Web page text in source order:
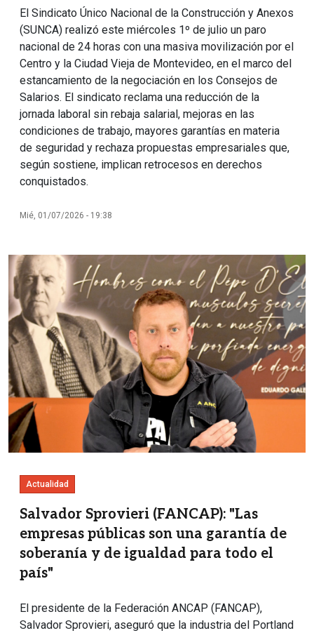
El Sindicato Único Nacional de la Construcción y Anexos
(SUNCA) realizó este miércoles 1º de julio un paro
nacional de 24 horas con una masiva movilización por el
Centro y la Ciudad Vieja de Montevideo, en el marco del
estancamiento de la negociación en los Consejos de
Salarios. El sindicato reclama una reducción de la
jornada laboral sin rebaja salarial, mejoras en las
condiciones de trabajo, mayores garantías en materia
de seguridad y rechaza propuestas empresariales que,
según sostiene, implican retrocesos en derechos
conquistados.
Mié, 01/07/2026 - 19:38
Imagen
Actualidad
Salvador Sprovieri (FANCAP): "Las
empresas públicas son una garantía de
soberanía y de igualdad para todo el
país"
El presidente de la Federación ANCAP (FANCAP),
Salvador Sprovieri, aseguró que la industria del Portland